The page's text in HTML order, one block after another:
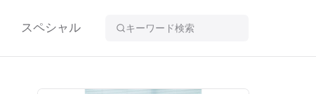
スペシャル